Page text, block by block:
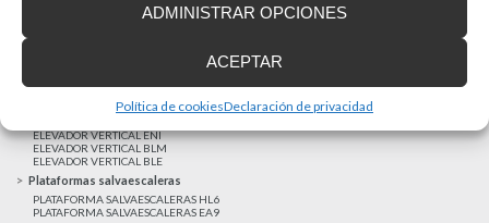
ACEPTAR
ADMINISTRAR OPCIONES
Política de cookiesDeclaración de privacidad
Elevadores verticales
ELEVADOR VERTICAL ENI
ELEVADOR VERTICAL BLM
ELEVADOR VERTICAL BLE
Plataformas salvaescaleras
PLATAFORMA SALVAESCALERAS HL6
PLATAFORMA SALVAESCALERAS EA9